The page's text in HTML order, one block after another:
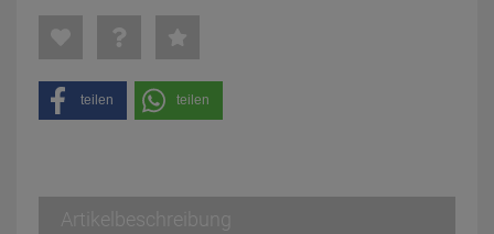
teilen teilen
Artikelbeschreibung